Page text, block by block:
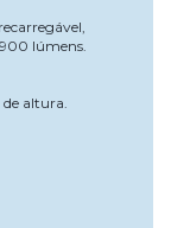
lúmens.
de altura.